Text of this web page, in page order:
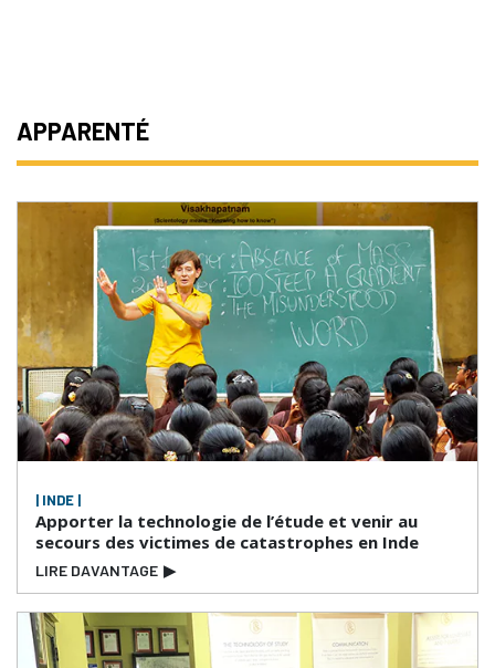
APPARENTÉ
| INDE |
Apporter la technologie de l’étude et venir au
secours des victimes de catastrophes en Inde
LIRE DAVANTAGE ▶